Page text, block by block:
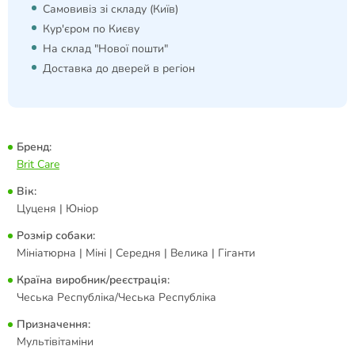
Самовивіз зі складу (Київ)
Кур'єром по Києву
На склад "Нової пошти"
Доставка до дверей в регіон
Бренд:
Brit Care
Вік:
Цуценя | Юніор
Розмір собаки:
Мініатюрна | Міні | Середня | Велика | Гіганти
Країна виробник/реєстрація:
Чеська Республіка/Чеська Республіка
Призначення:
Мультівітаміни